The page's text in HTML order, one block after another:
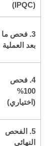
(IPQC)
3. فحص ما
بعد العملية
4. فحص
100%
(اختياري)
5. الفحص
النهائي